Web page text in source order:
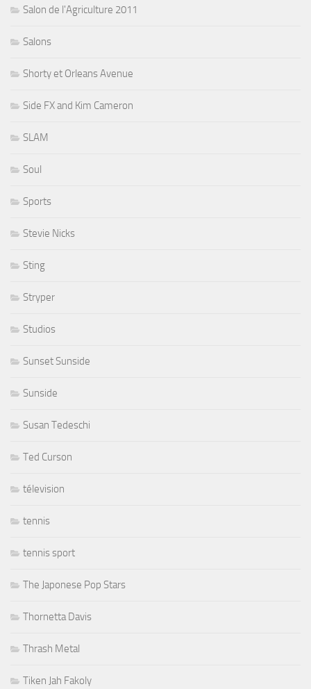
Salon de l'Agriculture 2011
Salons
Shorty et Orleans Avenue
Side FX and Kim Cameron
SLAM
Soul
Sports
Stevie Nicks
Sting
Stryper
Studios
Sunset Sunside
Sunside
Susan Tedeschi
Ted Curson
télevision
tennis
tennis sport
The Japonese Pop Stars
Thornetta Davis
Thrash Metal
Tiken Jah Fakoly